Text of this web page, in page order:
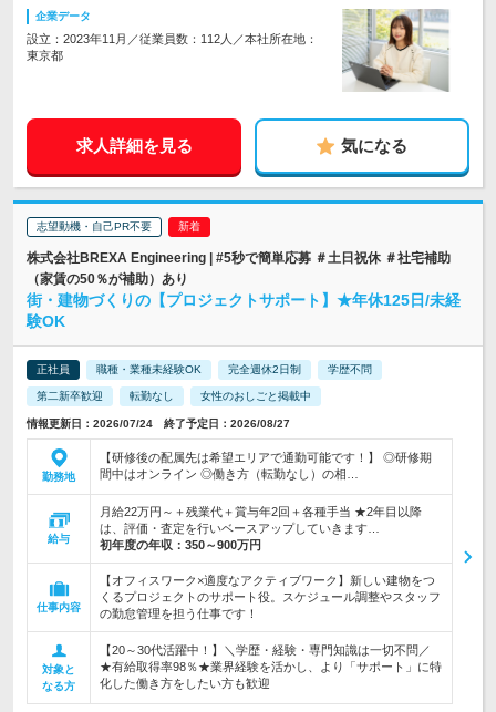
企業データ
設立：2023年11月／従業員数：112人／本社所在地：
東京都
求人詳細を見る 気になる
志望動機・自己PR不要
株式会社BREXA Engineering | #5秒で簡単応募 ＃土日祝休 ＃社宅補助
（家賃の50％が補助）あり
街・建物づくりの【プロジェクトサポート】★年休125日/未経
験OK
正社員 職種・業種未経験OK 完全週休2日制 学歴不問
第二新卒歓迎 転勤なし 女性のおしごと掲載中
情報更新日：2026/07/24 終了予定日：2026/08/27
勤務地
【研修後の配属先は希望エリアで通勤可能です！】 ◎研修期
間中はオンライン ◎働き方（転勤なし）の相…
給与
月給22万円～＋残業代＋賞与年2回＋各種手当 ★2年目以降
は、評価・査定を行いベースアップしていきます…
初年度の年収： 350～900万円
仕事内容
【オフィスワーク×適度なアクティブワーク】新しい建物をつ
くるプロジェクトのサポート役。スケジュール調整やスタッフ
の勤怠管理を担う仕事です！
対象と
なる方
【20～30代活躍中！】＼学歴・経験・専門知識は一切不問／
★有給取得率98％★業界経験を活かし、より「サポート」に特
化した働き方をしたい方も歓迎